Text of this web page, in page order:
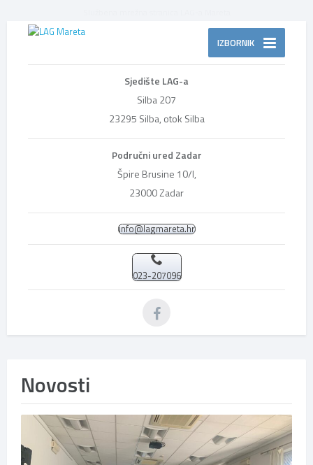
IZBORNIK
Sjedište LAG-a
Silba 207
23295 Silba, otok Silba
Područni ured Zadar
Špire Brusine 10/I,
23000 Zadar
info@lagmareta.hr
023-207096
Novosti